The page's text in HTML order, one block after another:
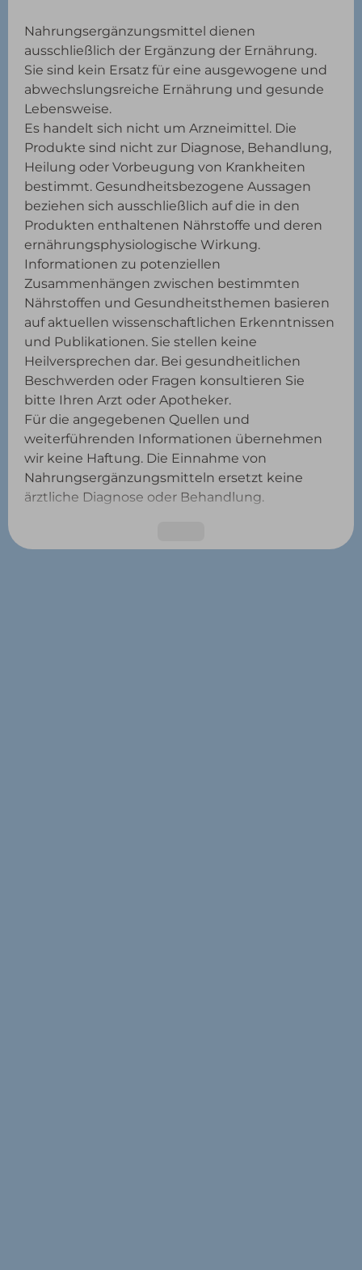
Nahrungsergänzungsmittel dienen
ausschließlich der Ergänzung der Ernährung.
Sie sind kein Ersatz für eine ausgewogene und
abwechslungsreiche Ernährung und gesunde
Lebensweise.
Es handelt sich nicht um Arzneimittel. Die
Produkte sind nicht zur Diagnose, Behandlung,
Heilung oder Vorbeugung von Krankheiten
bestimmt. Gesundheitsbezogene Aussagen
beziehen sich ausschließlich auf die in den
Produkten enthaltenen Nährstoffe und deren
ernährungsphysiologische Wirkung.
Informationen zu potenziellen
Zusammenhängen zwischen bestimmten
Nährstoffen und Gesundheitsthemen basieren
auf aktuellen wissenschaftlichen Erkenntnissen
und Publikationen. Sie stellen keine
Heilversprechen dar. Bei gesundheitlichen
Beschwerden oder Fragen konsultieren Sie
bitte Ihren Arzt oder Apotheker.
Für die angegebenen Quellen und
weiterführenden Informationen übernehmen
wir keine Haftung. Die Einnahme von
Nahrungsergänzungsmitteln ersetzt keine
ärztliche Diagnose oder Behandlung.